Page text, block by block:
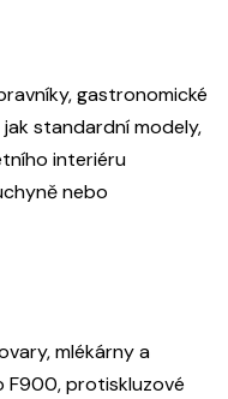
gastronomické
standardní modely,
interiéru
nebo
mlékárny a
F900, protiskluzové